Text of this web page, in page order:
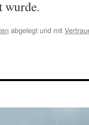
wurde.
abgelegt und mit